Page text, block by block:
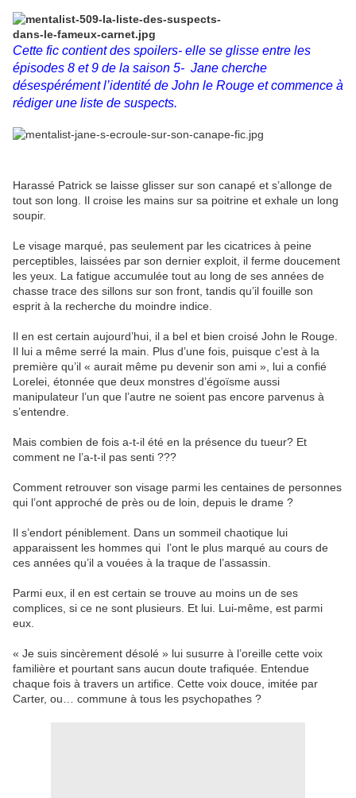
Cette fic contient des spoilers- elle se glisse entre les
épisodes 8 et 9 de la saison 5- Jane cherche
désespérément l’identité de John le Rouge et commence à
rédiger une liste de suspects.
Harassé Patrick se laisse glisser sur son canapé et s’allonge de
tout son long. Il croise les mains sur sa poitrine et exhale un long
soupir.
Le visage marqué, pas seulement par les cicatrices à peine
perceptibles, laissées par son dernier exploit, il ferme doucement
les yeux. La fatigue accumulée tout au long de ses années de
chasse trace des sillons sur son front, tandis qu’il fouille son
esprit à la recherche du moindre indice.
Il en est certain aujourd’hui, il a bel et bien croisé John le Rouge.
Il lui a même serré la main. Plus d’une fois, puisque c’est à la
première qu’il « aurait même pu devenir son ami », lui a confié
Lorelei, étonnée que deux monstres d’égoïsme aussi
manipulateur l’un que l’autre ne soient pas encore parvenus à
s’entendre.
Mais combien de fois a-t-il été en la présence du tueur? Et
comment ne l’a-t-il pas senti ???
Comment retrouver son visage parmi les centaines de personnes
qui l’ont approché de près ou de loin, depuis le drame ?
Il s’endort péniblement. Dans un sommeil chaotique lui
apparaissent les hommes qui l’ont le plus marqué au cours de
ces années qu’il a vouées à la traque de l’assassin.
Parmi eux, il en est certain se trouve au moins un de ses
complices, si ce ne sont plusieurs. Et lui. Lui-même, est parmi
eux.
« Je suis sincèrement désolé » lui susurre à l’oreille cette voix
familière et pourtant sans aucun doute trafiquée. Entendue
chaque fois à travers un artifice. Cette voix douce, imitée par
Carter, ou… commune à tous les psychopathes ?